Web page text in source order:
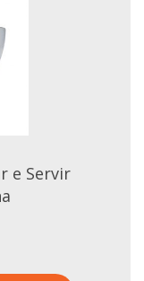
e Servir